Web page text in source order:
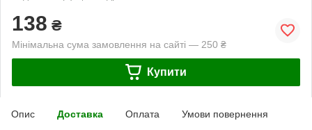
138 ₴
Мінімальна сума замовлення на сайті — 250 ₴
Купити
Опис Доставка Оплата Умови повернення